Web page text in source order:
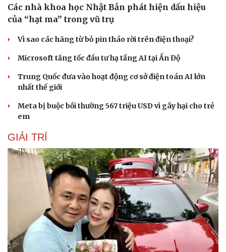
Các nhà khoa học Nhật Bản phát hiện dấu hiệu
của “hạt ma” trong vũ trụ
Vì sao các hãng từ bỏ pin tháo rời trên điện thoại?
Microsoft tăng tốc đầu tư hạ tầng AI tại Ấn Độ
Trung Quốc đưa vào hoạt động cơ sở điện toán AI lớn
nhất thế giới
Meta bị buộc bồi thường 567 triệu USD vì gây hại cho trẻ
em
GIẢI TRÍ